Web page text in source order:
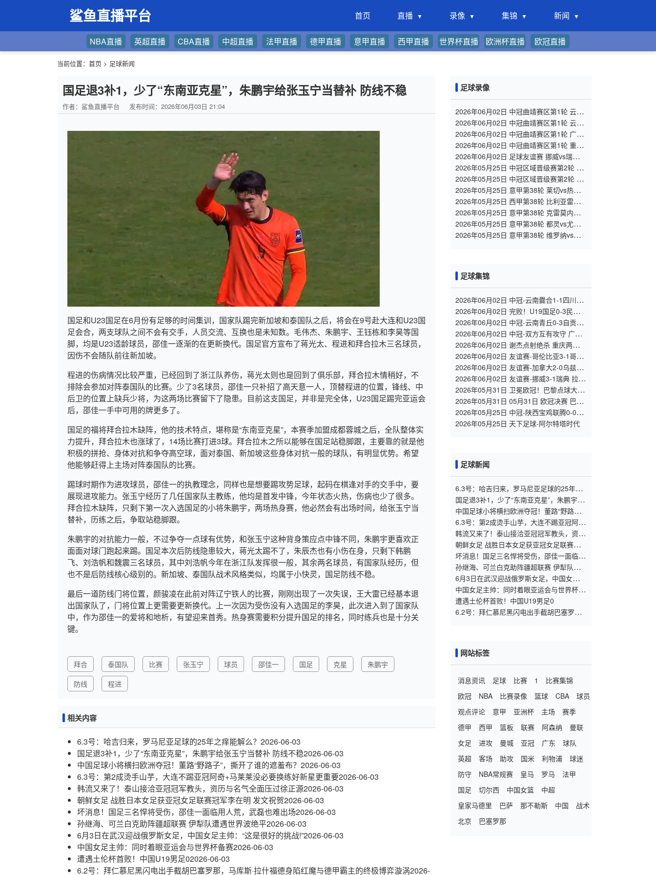
鲨鱼直播平台 首页 直播 录像 集锦 新闻
NBA直播 英超直播 CBA直播 中超直播 法甲直播 德甲直播 意甲直播 西甲直播 世界杯直播 欧洲杯直播 欧冠直播
当前位置： 首页 > 足球新闻
国足退3补1，少了“东南亚克星”，朱鹏宇给张玉宁当替补 防线不稳
作者：鲨鱼直播平台 发布时间：2026年06月03日 21:04
国足和U23国足在6月份有足够的时间集训，国家队踢完新加坡和泰国队之后，将会在9号赴大连和U23国
足会合，两支球队之间不会有交手，人员交流、互换也是未知数。毛伟杰、朱鹏宇、王钰栋和李昊等国
脚，均是U23适龄球员，邵佳一逐渐的在更新换代。国足官方宣布了蒋光太、程进和拜合拉木三名球员，
因伤不会随队前往新加坡。
程进的伤病情况比较严重，已经回到了浙江队养伤，蒋光太则也是回到了俱乐部，拜合拉木情稍好，不
排除会参加对阵泰国队的比赛。少了3名球员，邵佳一只补招了高天意一人，顶替程进的位置，锋线、中
后卫的位置上缺兵少将，为这两场比赛留下了隐患。目前这支国足，并非是完全体，U23国足踢完亚运会
后，邵佳一手中可用的牌更多了。
国足的福将拜合拉木缺阵，他的技术特点，堪称是“东南亚克星”，本赛季加盟成都蓉城之后，全队整体实
力提升，拜合拉木也涨球了，14场比赛打进3球。拜合拉木之所以能够在国足站稳脚跟，主要靠的就是他
积极的拼抢、身体对抗和争夺高空球，面对泰国、新加坡这些身体对抗一般的球队，有明显优势。希望
他能够赶得上主场对阵泰国队的比赛。
踢球时期作为进攻球员，邵佳一的执教理念，同样也是想要踢攻势足球，起码在棋逢对手的交手中，要
展现进攻能力。张玉宁经历了几任国家队主教练，他均是首发中锋，今年状态火热，伤病也少了很多。
拜合拉木缺阵，只剩下第一次入选国足的小将朱鹏宇，两场热身赛，他必然会有出场时间，给张玉宁当
替补，历练之后，争取站稳脚跟。
朱鹏宇的对抗能力一般，不过争夺一点球有优势，和张玉宁这种背身策应点中锋不同，朱鹏宇更喜欢正
面面对球门跑起来踢。国足本次后防线隐患较大，蒋光太踢不了，朱辰杰也有小伤在身，只剩下韩鹏
飞、刘浩帆和魏震三名球员，其中刘浩帆今年在浙江队发挥很一般，其余两名球员，有国家队经历，但
也不是后防线核心级别的。新加坡、泰国队战术风格类似，均属于小快灵，国足防线不稳。
最后一道防线门将位置，颜骏凌在此前对阵辽宁铁人的比赛，刚刚出现了一次失误，王大雷已经基本退
出国家队了，门将位置上更需要更新换代。上一次因为受伤没有入选国足的李昊，此次进入到了国家队
中，作为邵佳一的爱将和地析，有望迎来首秀。热身赛需要积分提升国足的排名，同时练兵也是十分关
键。
拜合 泰国队 比赛 张玉宁 球员 邵佳一 国足 克星
朱鹏宇
防线
程进
相关内容
6.3号：哈吉归来，罗马尼亚足球的25年之痒能解么？ 2026-06-03
国足退3补1，少了“东南亚克星”，朱鹏宇给张玉宁当替补 防线不稳2026-06-03
中国足球小将横扫欧洲夺冠！董路“野路子”，撕开了谁的遮羞布？ 2026-06-03
6.3号：第2成烫手山芋，大连不踢亚冠阿奇+马莱莱没必要换练好新星更重要2026-06-03
韩流又来了！泰山接洽亚冠冠军教头，资历与名气全面压过徐正源2026-06-03
朝鲜女足 战胜日本女足获亚冠女足联赛冠军李在明 发文祝贺2026-06-03
坏消息！国足三名悍将受伤，邵佳一面临用人荒，武磊也难出场2026-06-03
孙继海、可兰白克助阵疆超联赛 伊犁队遭遇世界波绝平2026-06-03
6月3日在武汉迎战俄罗斯女足，中国女足主帅：“这是很好的挑战!”2026-06-03
中国女足主帅：同时着眼亚运会与世界杯备赛2026-06-03
遭遇土伦杯首败！中国U19男足02026-06-03
6.2号：拜仁慕尼黑闪电出手截胡巴塞罗那，马库斯·拉什福德身陷红魔与德甲霸主的终极博弈漩涡2026-
足球录像
2026年06月02日 中冠曲靖赛区第1轮 云南
爨合 VS 四川叁壹捌重龙 全场录像
2026年06月02日 中冠曲靖赛区第1轮 云南
青丘 VS 自贡弘祥电碳 全场录像
2026年06月02日 中冠曲靖赛区第1轮 广州
悦高 VS 重庆润麒 全场录像
2026年06月02日 中冠曲靖赛区第1轮 重庆
瀚达 VS 贵州飞鹰 全场录像
2026年06月02日 足球友谊赛 挪威vs瑞典
全场录像
2026年05月25日 中冠区域晋级赛第2轮 陕
西宝鸡联腾 VS 北京灵动星空 全场录像
2026年05月25日 中冠区域晋级赛第2轮 济
南泉盛山大 VS 山东球探 全场录像
2026年05月25日 意甲第38轮 莱切vs热那
亚 全场录像
2026年05月25日 西甲第38轮 比利亚雷亚
尔vs马德里竞技 全场录像
2026年05月25日 意甲第38轮 克雷莫内塞
vs科莫 全场录像
2026年05月25日 意甲第38轮 都灵vs尤文
图斯 全场录像
2026年05月25日 意甲第38轮 维罗纳vs罗
足球集锦
2026年06月02日 中冠-云南爨合1-1四川叁
壹捌重龙 余杰迪头球绝平
2026年06月02日 完败！U19国足0-3民主刚
果U23 依合散黄油手U19国足0射门0角球
2026年06月02日 中冠-云南青丘0-3自贡弘
祥电碳 李卓阳、杜威薇破门
2026年06月02日 中冠-双方互有攻守 广州
悦高0-0重庆长寿润麒
2026年06月02日 谢杰点射绝杀 重庆两江瀚
达1-0贵州飞鹰
2026年06月02日 友谊赛-哥伦比亚3-1哥斯
达黎加 迪亚斯5分钟传射 J罗精彩助攻
2026年06月02日 友谊赛-加拿大2-0乌兹别
克斯坦 肖穆罗多夫失单刀 奥卢瓦塞伊两助
2026年06月02日 友谊赛-挪威3-1瑞典 拉森
双响莱尔森两助攻伊萨克替补破门
2026年05月31日 卫冕欧冠！巴黎点球大战
5-4击败阿森纳夺冠 加布里埃尔、埃泽失点
2026年05月31日 05月31日 欧冠决赛 巴黎
圣日耳曼vs阿森纳 进球视频
2026年05月25日 中冠-陕西宝鸡联腾0-0北
京灵动星空 双方握手言和
2026年05月25日 天下足球-阿尔特塔时代
足球新闻
6.3号：哈吉归来，罗马尼亚足球的25年之
痒能解么？
国足退3补1，少了“东南亚克星”，朱鹏宇给
张玉宁当替补 防线不稳
中国足球小将横扫欧洲夺冠！董路“野路
子”，撕开了谁的遮羞布？
6.3号：第2成烫手山芋，大连不踢亚冠阿奇
+马莱莱没必要换练好新星更重要
韩流又来了！泰山接洽亚冠冠军教头，资历
与名气全面压过徐正源
朝鲜女足 战胜日本女足获亚冠女足联赛冠
军李在明 发文祝贺
坏消息！国足三名悍将受伤，邵佳一面临用
人荒，武磊也难出场
孙继海、可兰白克助阵疆超联赛 伊犁队遭
遇世界波绝平
6月3日在武汉迎战俄罗斯女足，中国女足主
帅：“这是很好的挑战!”
中国女足主帅：同时着眼亚运会与世界杯备
赛
遭遇土伦杯首败！中国U19男足0
6.2号：拜仁慕尼黑闪电出手截胡巴塞罗
网站标签
消息资讯 足球 比赛 1
比赛集锦
欧冠
NBA 比赛录像 篮球 CBA
球员
观点评论
意甲 亚洲杯 主场
赛季
德甲
西甲 篮板 联赛 阿森纳
曼联
女足
进攻 曼城 亚冠 广东
球队
英超
客场 助攻 国米 利物浦
球迷
防守
NBA常规赛 皇马 罗马
法甲
国足
切尔西 中国女篮
中超
皇家马德里
巴萨 那不勒斯 中国
战术
北京
巴塞罗那